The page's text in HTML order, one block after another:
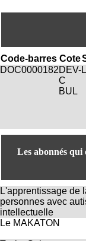
Code-barres Cote
DOC0000182DEV-
C
BUL
Les abonnés qui
L'apprentissage de
personnes avec
intellectuelle
Le MAKATON